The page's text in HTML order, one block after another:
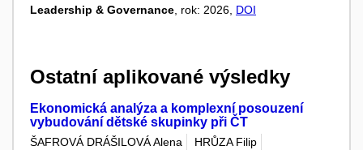
Leadership & Governance, rok: 2026, DOI
Ostatní aplikované výsledky
Ekonomická analýza a komplexní posouzení
vybudování dětské skupinky při ČT
ŠAFROVÁ DRÁŠILOVÁ Alena
HRŮZA Filip